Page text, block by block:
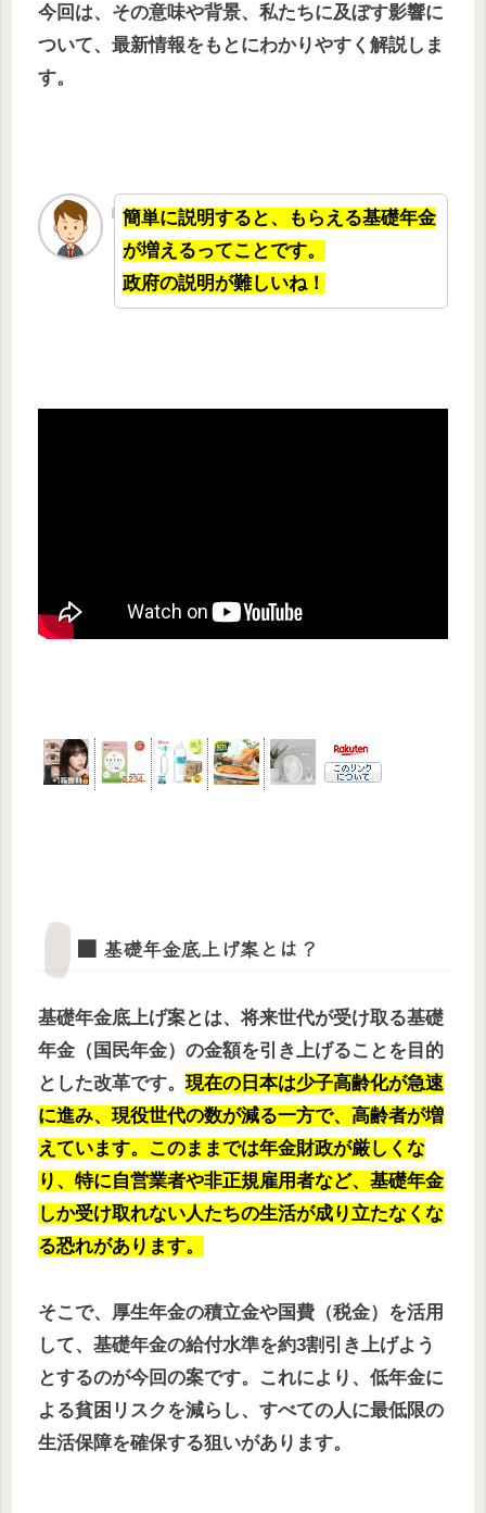
今回は、その意味や背景、私たちに及ぼす影響に
ついて、最新情報をもとにわかりやすく解説しま
す。
簡単に説明すると、もらえる基礎年金
が増えるってことです。
政府の説明が難しいね！
■ 基礎年金底上げ案とは？
基礎年金底上げ案とは、将来世代が受け取る基礎
年金（国民年金）の金額を引き上げることを目的
とした改革です。 現在の日本は少子高齢化が急速
に進み、現役世代の数が減る一方で、高齢者が増
えています。このままでは年金財政が厳しくな
り、特に自営業者や非正規雇用者など、基礎年金
しか受け取れない人たちの生活が成り立たなくな
る恐れがあります。
そこで、厚生年金の積立金や国費（税金）を活用
して、基礎年金の給付水準を約3割引き上げよう
とするのが今回の案です。これにより、低年金に
よる貧困リスクを減らし、すべての人に最低限の
生活保障を確保する狙いがあります。